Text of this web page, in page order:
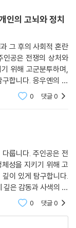
그렸다면, 후속작인
을 식민화한 프랑스
프랑스는 베트남, 라
트남의 외세 간섭은
프랑스의 식민 통치
바꿨고, 토지와 갖은
사를 먼저 베트남에
실로 베트남을 침략
태어났다는 점은 이
인의 고뇌와 정치
그 후의 사회적 혼란
인공은 전쟁의 상처와
위해 고군분투하며,
합니다. 응우옌의 섬
색의 기회를 제공합
0 댓글0
룹니다. 주인공은 전
성을 지키기 위해 고
이 있게 탐구합니다.
은 감동과 사색의 기
진 강렬한 작품입니
0 댓글0